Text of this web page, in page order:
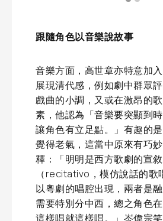
跟隨角色以音樂說故事
音樂方面，高世章亦特意加
展現清代感，例如劇中群眾
戲曲的小調，又或在激昂的
素，他認為「音樂要突顯到
讓角色有立足點。」有趣的
覺得老氣，這當中原來有巧
釋：「明明是西方歌劇的宣
（recitativo，模仿說話的歌
以粵劇的唱腔出現，兩者是
需要特別分中西，總之角色
這樣唱就這樣唱。」岑偉宗